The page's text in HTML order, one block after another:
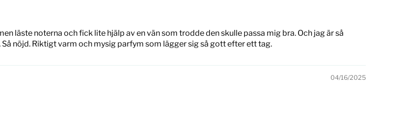
läste noterna och fick lite hjälp av en vän som trodde den skulle passa mig bra. Och jag är så
nöjd. Riktigt varm och mysig parfym som lägger sig så gott efter ett tag.
04/16/2025